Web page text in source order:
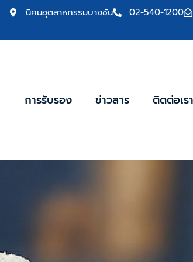
นิคมอุตสาหกรรมบางชัน 02-540-1200
การรับรอง ข่าวสาร ติดต่อเรา